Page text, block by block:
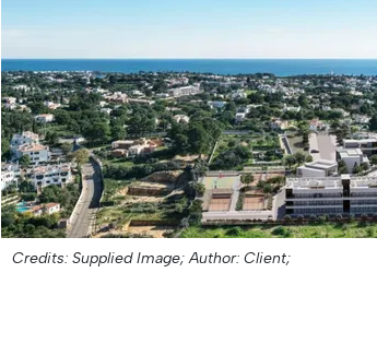
Credits: Supplied Image; Author: Client;